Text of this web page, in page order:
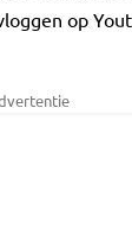
op